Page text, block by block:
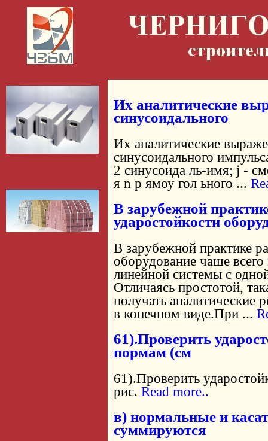
Их аналитические
синусоидального
Их аналитические
синусоидального
2 синусоида ль-имя; j -
я n р ямоу гол ьного ...
В зарубежной
ударостойкости
В зарубежной практике
оборудование чаше всего
линейной системы с
Отличаясь простотой,
получать аналитические
в конечном виде.При ...
61).Проверить
пормам (см
61).Проверить
рис. Read more..
в) нормальные и
суммируются